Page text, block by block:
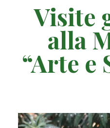
Visite
alla
“Arte e